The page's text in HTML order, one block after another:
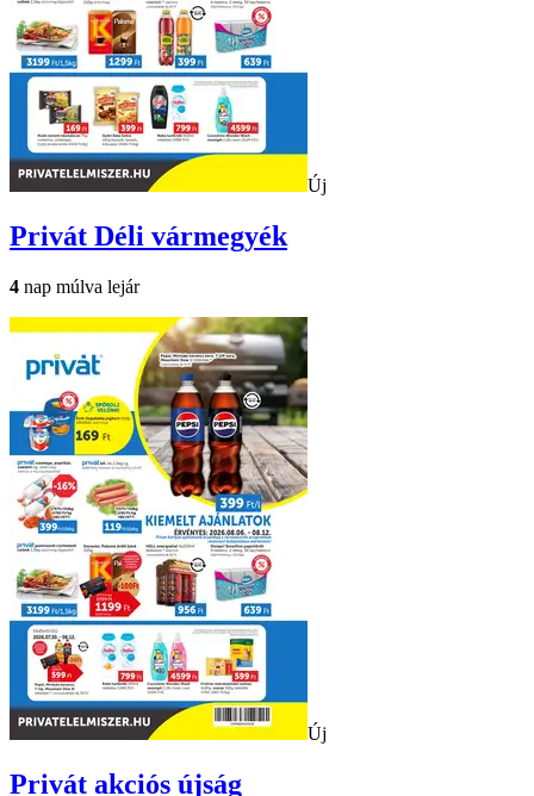
Új
Privát Déli vármegyék
4 nap múlva lejár
Új
Privát akciós újság